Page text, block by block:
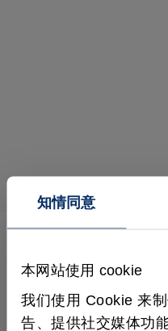
知情同意
本网站使用 cookie
我们使用 Cookie 来
告、提供社交媒体功
应用、功能及更多
更多视频